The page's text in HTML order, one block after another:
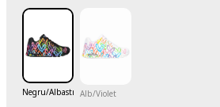
Negru/Albastru Alb/Violet